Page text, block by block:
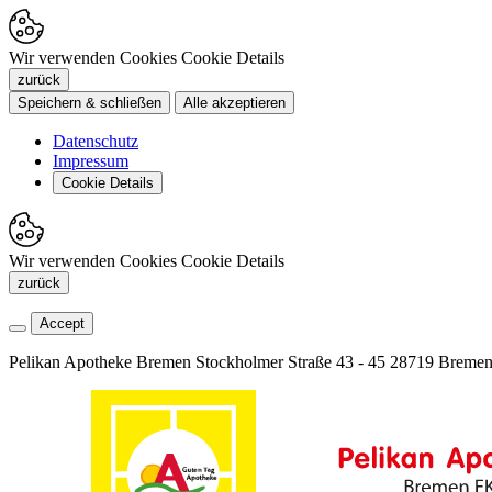
Wir verwenden Cookies Cookie Details
zurück
Speichern & schließen
Alle akzeptieren
Datenschutz
Impressum
Cookie Details
Wir verwenden Cookies Cookie Details
zurück
Accept
Pelikan Apotheke Bremen Stockholmer Straße 43 - 45 28719 Bremen